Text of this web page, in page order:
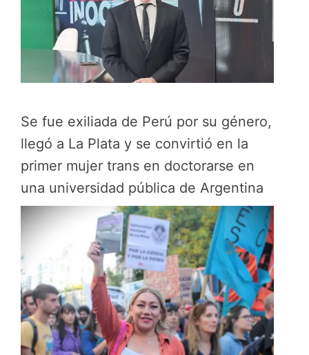
Se fue exiliada de Perú por su género,
llegó a La Plata y se convirtió en la
primer mujer trans en doctorarse en
una universidad pública de Argentina